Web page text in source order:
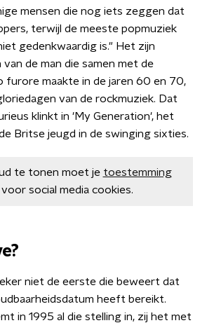
mensen die nog iets zeggen dat
terwijl de meeste popmuziek
gedenkwaardig is." Het zijn
de man die samen met de
furore maakte in de jaren 60 en 70,
van de rockmuziek. Dat
klinkt in 'My Generation', het
Britse jeugd in de swinging sixties.
te tonen moet je toestemming
voor social media cookies.
niet de eerste die beweert dat
heeft bereikt.
in 1995 al die stelling in, zij het met